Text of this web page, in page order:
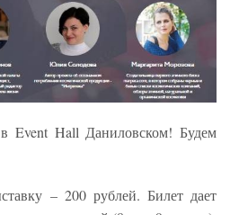
Event Hall Даниловском! Будем
– 200 рублей. Билет дает